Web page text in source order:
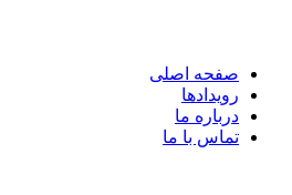
صفحه اصلی
رویدادها
درباره ما
تماس با ما